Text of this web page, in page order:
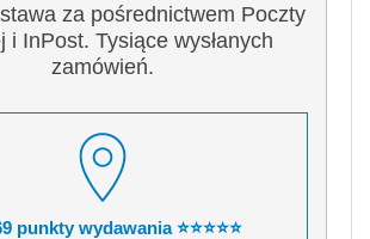
za pośrednictwem Poczty
i InPost. Tysiące wysłanych
zamówień.
punkty wydawania ⭐⭐⭐⭐⭐